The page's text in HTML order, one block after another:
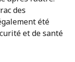
des
été
et de santé